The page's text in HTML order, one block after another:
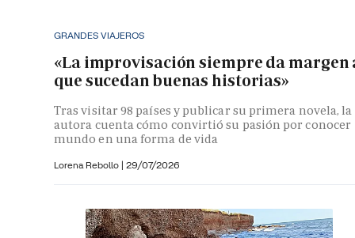
GRANDES VIAJEROS
«La improvisación siempre da margen
que sucedan buenas historias»
Tras visitar 98 países y publicar su primera novela, la
autora cuenta cómo convirtió su pasión por conocer
mundo en una forma de vida
Lorena Rebollo | 29/07/2026